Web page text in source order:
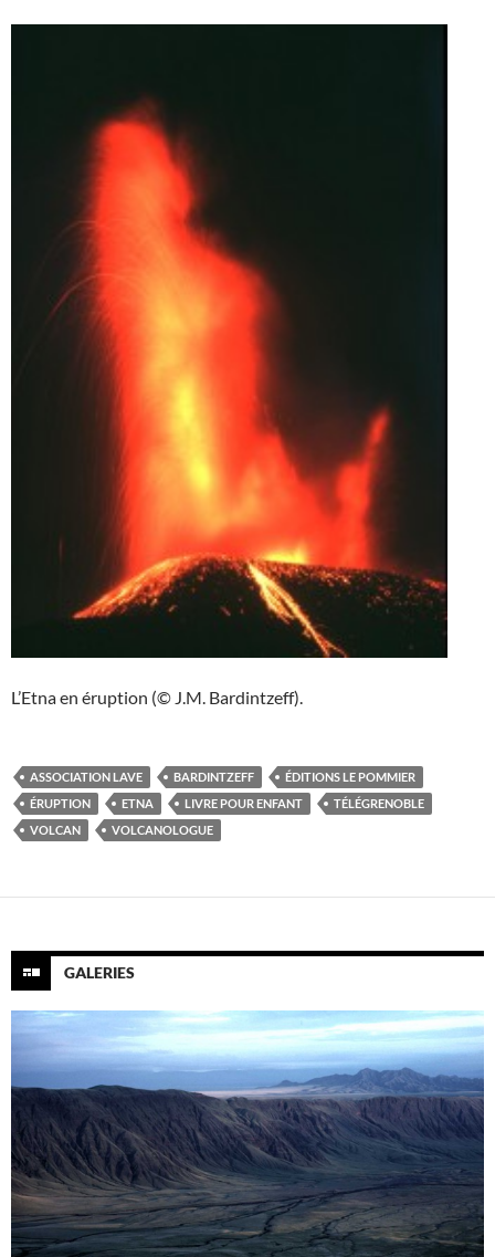
L’Etna en éruption (© J.M. Bardintzeff).
ASSOCIATION LAVE BARDINTZEFF
ÉDITIONS LE POMMIER
ÉRUPTION
ETNA LIVRE POUR ENFANT
TÉLÉGRENOBLE
VOLCAN
VOLCANOLOGUE
GALERIES